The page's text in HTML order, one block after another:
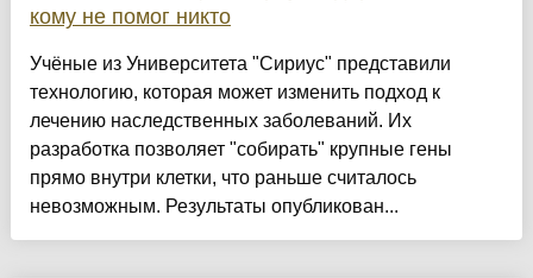
кому не помог никто
Учёные из Университета "Сириус" представили
технологию, которая может изменить подход к
лечению наследственных заболеваний. Их
разработка позволяет "собирать" крупные гены
прямо внутри клетки, что раньше считалось
невозможным. Результаты опубликован...